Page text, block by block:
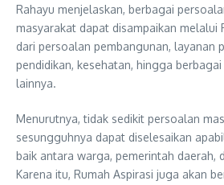
Rahayu menjelaskan, berbagai
masyarakat dapat disampaikan melalui
dari persoalan pembangunan, layanan
pendidikan, kesehatan, hingga
lainnya.
Menurutnya, tidak sedikit persoalan
sesungguhnya dapat diselesaikan
baik antara warga, pemerintah daerah,
Karena itu, Rumah Aspirasi juga akan